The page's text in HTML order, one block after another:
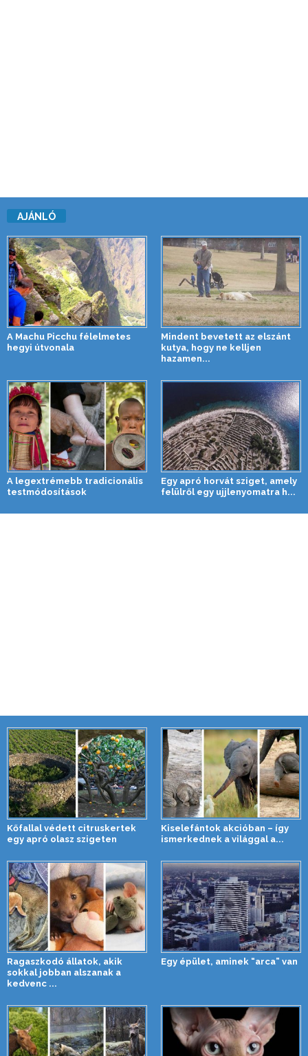
AJÁNLÓ
A Machu Picchu félelmetes
hegyi útvonala
Mindent bevetett az elszánt
kutya, hogy ne kelljen
hazamen...
A legextrémebb tradicionális
testmódosítások
Egy apró horvát sziget, amely
felülről egy ujjlenyomatra h...
Kőfallal védett citruskertek
egy apró olasz szigeten
Kiselefántok akcióban – így
ismerkednek a világgal a...
Ragaszkodó állatok, akik
sokkal jobban alszanak a
kedvenc ...
Egy épület, aminek “arca” van